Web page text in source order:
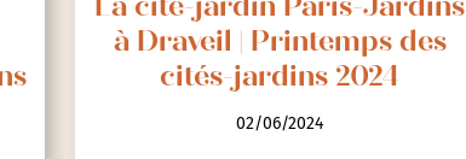
La cité-jardin Paris-Jardins
à Draveil | Printemps des
cités-jardins 2024
02/06/2024